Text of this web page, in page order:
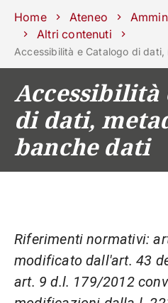
Scuole Dipartimenti Centri
phone mail search
Home Ateneo
Altri contenuti
Accessibilità e Catalogo di
Accessibilità
di dati,
banche dati
Riferimenti normativi:
modificato dall'art. 43
art. 9 d.l. 179/2012